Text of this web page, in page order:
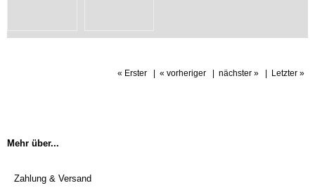
« Erster | « vorheriger | nächster » | Letzter »
Mehr über...
Zahlung & Versand